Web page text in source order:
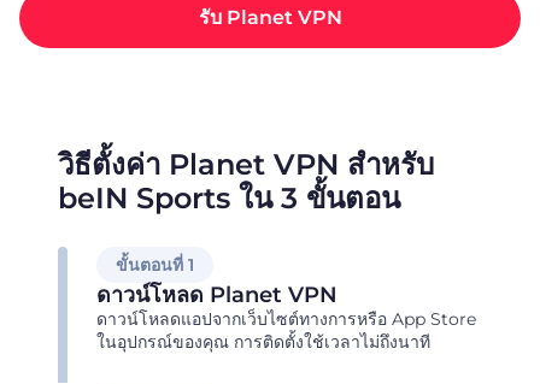
รับ Planet VPN
วิธีตั้งค่า Planet VPN สำหรับ
beIN Sports ใน 3 ขั้นตอน
ขั้นตอนที่ 1
ดาวน์โหลด Planet VPN
ดาวน์โหลดแอปจากเว็บไซต์ทางการหรือ App Store
ในอุปกรณ์ของคุณ การติดตั้งใช้เวลาไม่ถึงนาที